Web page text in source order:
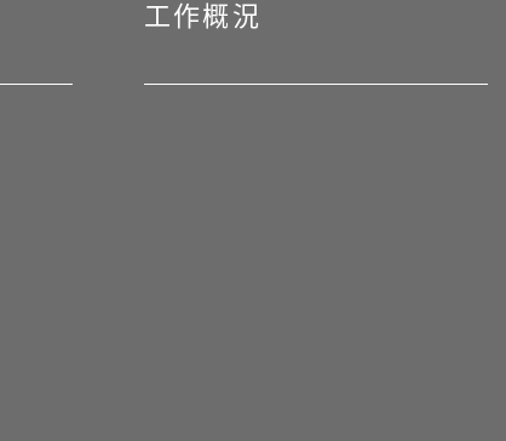
工作概況